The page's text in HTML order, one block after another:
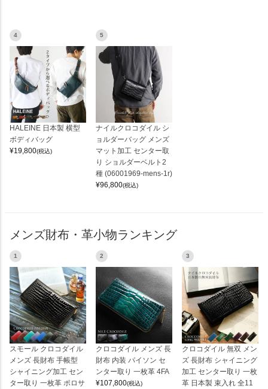
4
HALEINE 日本製 横型
ボディバッグ
¥19,800(税込)
5
ナイルクロコダイル シ
ョルダーバッグ メンズ
マット加工 センター取
り ショルダーベルト2
種 (06001969-mens-1r)
¥96,800(税込)
メンズ財布・革小物ランキング
1
スモール クロコダイル
メンズ 長財布 手帳型
シャイニング加工 セン
ター取り 一枚革 ポロサ
2
クロコダイル メンズ 長
財布 内装 パイソン セ
ンター取り 一枚革 4FA
¥107,800(税込)
3
クロコダイル 無双 メン
ズ 長財布 シャイニング
加工 センター取り 一枚
革 日本製 束入れ 全11